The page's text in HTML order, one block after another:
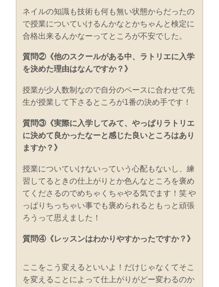
ネイルの知識も技術も何も無い状態からだったの
で授業についていけるんかなとかちゃんと検定に
合格出来るんかなーってところが不安でした。
質問②《他のスクールがある中、ラトリエに入学
を決めた理由はなんですか？》
授業が少人数制なので自分のペースに合わせて先
生が授業して下さるところが1番の決め手です！
質問③《実際に入学してみて、やっぱりラトリエ
に決めて良かったなーと感じた良いところはあり
ますか？》
授業についていけないっていう心配もないし、練
習してるときの仕上がりとか色んなところを褒め
てくださるのでめちゃくちゃやる気でます！笑 や
っぱりちっちゃい事でも褒められるともっと頑張
ろうって思えました！
質問④《レッスンはわかりやすかったですか？》
ここをこう変えるといいよ！だけじゃなくてそこ
を変えることによって仕上がりがどー変わるのか